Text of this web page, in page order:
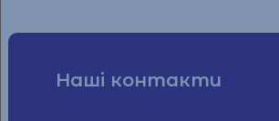
Наші контакти